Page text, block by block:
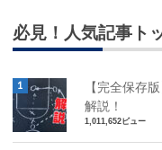
必見！人気記事ト
【完全保存
解説！
1,011,652ビュー